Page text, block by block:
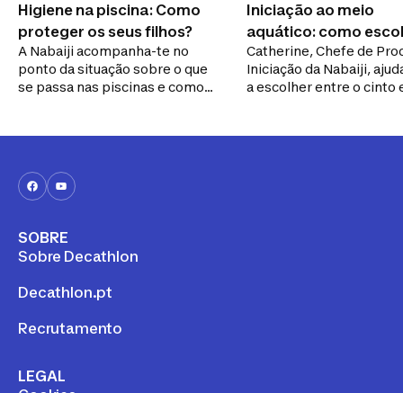
Higiene na piscina: Como
proteger os seus filhos?
A Nabaiji acompanha-te no
ponto da situação sobre o que
se passa nas piscinas e como
Iniciação ao meio
aquático: como
entre braçadeira e o
Catherine, Chefe de
Iniciação da Nabaiji,
a escolher entre o cinto
SOBRE
Sobre Decathlon
Decathlon.pt
Recrutamento
LEGAL